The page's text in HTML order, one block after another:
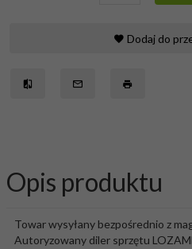
Dodaj do
Opis produktu
Towar wysyłany bezpośrednio z
Autoryzowany diler sprzętu